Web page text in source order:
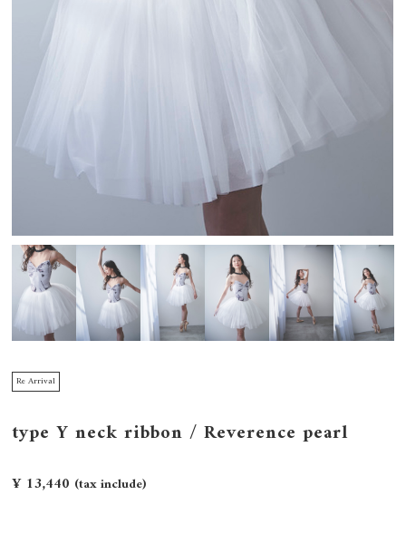
Re Arrival
type Y neck ribbon / Reverence pearl
¥ 13,440 (tax include)